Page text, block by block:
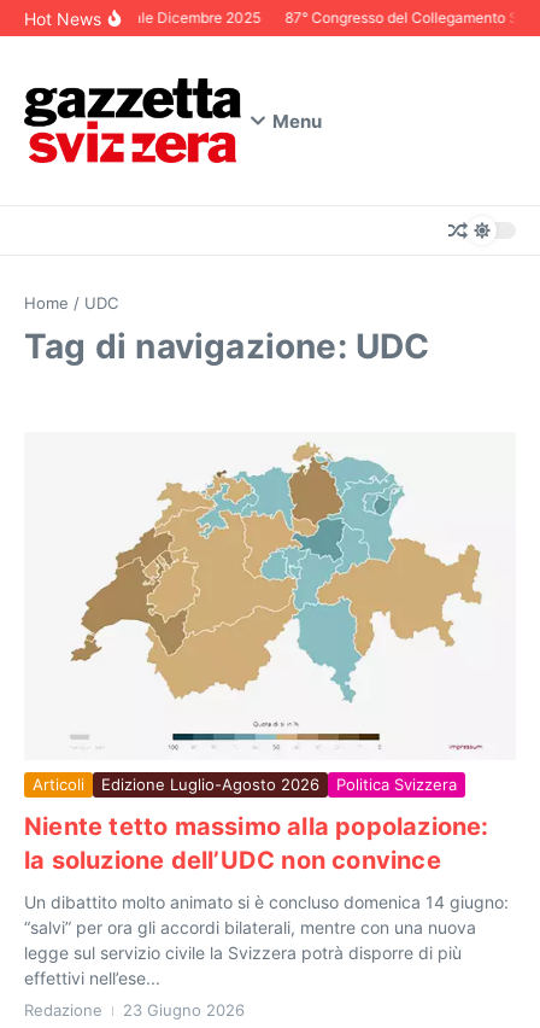
Salta al contenuto
Hot NewsEditoriale Dicembre 2025 87° Congresso del Collegamento
Menu
Home / UDC
Tag di navigazione: UDC
Articoli Edizione Luglio-Agosto 2026 Politica Svizzera
Niente tetto massimo alla popolazione:
la soluzione dell’UDC non convince
Un dibattito molto animato si è concluso domenica 14 giugno:
“salvi” per ora gli accordi bilaterali, mentre con una nuova
legge sul servizio civile la Svizzera potrà disporre di più
effettivi nell’ese...
Redazione 23 Giugno 2026